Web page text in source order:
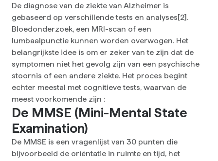
De diagnose van de ziekte van Alzheimer is
gebaseerd op verschillende tests en analyses[2] .
Bloedonderzoek, een MRI-scan of een
lumbaalpunctie kunnen worden overwogen. Het
belangrijkste idee is om er zeker van te zijn dat de
symptomen niet het gevolg zijn van een psychische
stoornis of een andere ziekte. Het proces begint
echter meestal met cognitieve tests, waarvan de
meest voorkomende zijn :
De MMSE (Mini-Mental State
Examination)
De MMSE is een vragenlijst van 30 punten die
bijvoorbeeld de oriëntatie in ruimte en tijd, het